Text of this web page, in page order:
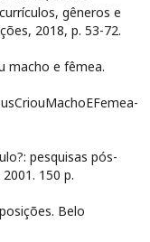
gêneros e
2018, p. 53-72.
macho e fêmea.
pesquisas pós-
150 p.
Belo